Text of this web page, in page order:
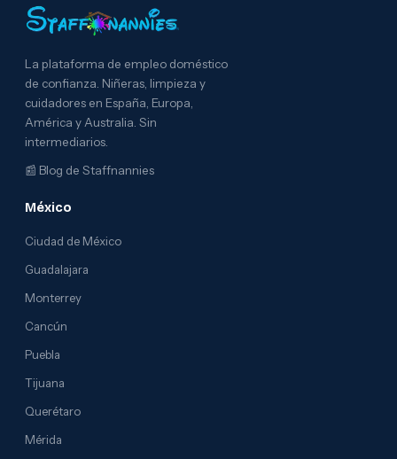
La plataforma de empleo doméstico
de confianza. Niñeras, limpieza y
cuidadores en España, Europa,
América y Australia. Sin
intermediarios.
📰 Blog de Staffnannies
México
Ciudad de México
Guadalajara
Monterrey
Cancún
Puebla
Tijuana
Querétaro
Mérida